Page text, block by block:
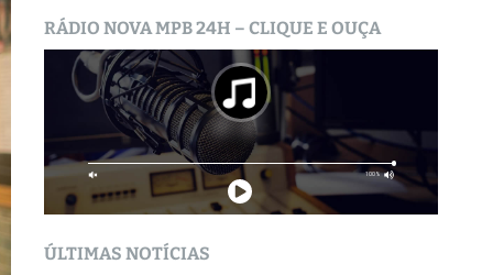
RÁDIO NOVA MPB 24H – CLIQUE E OUÇA
ÚLTIMAS NOTÍCIAS